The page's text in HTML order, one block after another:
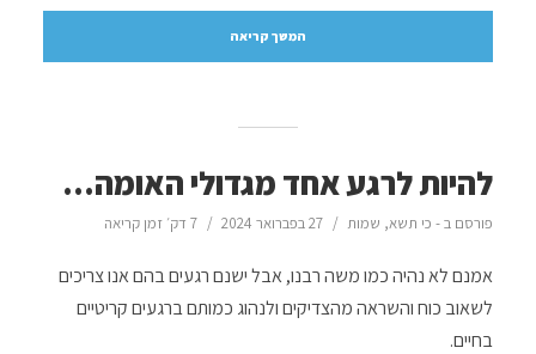
המשך קריאה
להיות לרגע אחד מגדולי האומה…
פורסם ב - כי תשא, שמות 27 בפברואר 2024 7 דק׳ זמן קריאה
אמנם לא נהיה כמו משה רבנו, אבל ישנם רגעים בהם אנו צריכים
לשאוב כוח והשראה מהצדיקים ולנהוג כמותם ברגעים קריטיים
בחיים.